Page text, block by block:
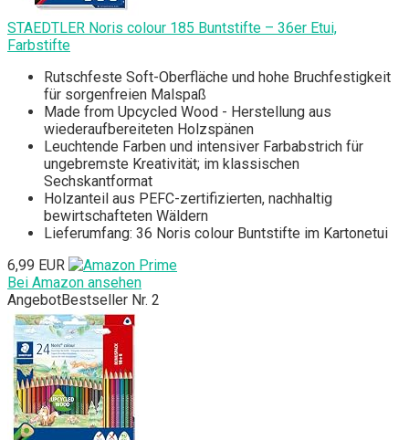
STAEDTLER Noris colour 185 Buntstifte – 36er Etui,
Farbstifte
Rutschfeste Soft-Oberfläche und hohe Bruchfestigkeit
für sorgenfreien Malspaß
Made from Upcycled Wood - Herstellung aus
wiederaufbereiteten Holzspänen
Leuchtende Farben und intensiver Farbabstrich für
ungebremste Kreativität; im klassischen
Sechskantformat
Holzanteil aus PEFC-zertifizierten, nachhaltig
bewirtschafteten Wäldern
Lieferumfang: 36 Noris colour Buntstifte im Kartonetui
6,99 EUR
Bei Amazon ansehen
AngebotBestseller Nr. 2